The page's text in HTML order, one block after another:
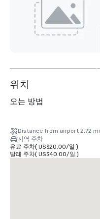
위치
오는 방법
Distance from airport 2.72 mi
지역 주차
유료 주차( US$20.00/일 )
발레 주차( US$40.00/일 )